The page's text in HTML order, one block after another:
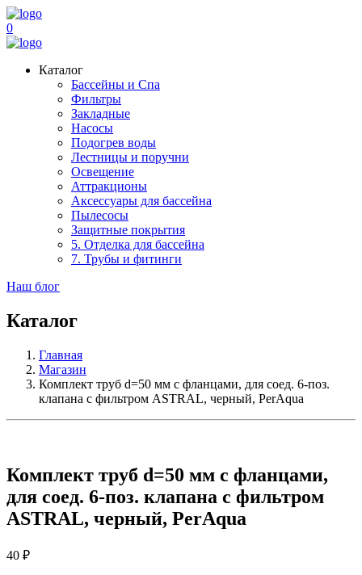
0
Каталог
Бассейны и Спа
Фильтры
Закладные
Насосы
Подогрев воды
Лестницы и поручни
Освещение
Аттракционы
Аксессуары для бассейна
Пылесосы
Защитные покрытия
5. Отделка для бассейна
7. Трубы и фитинги
Наш блог
Каталог
Главная
Магазин
Комплект труб d=50 мм с фланцами, для соед. 6-поз.
клапана с фильтром ASTRAL, черный, PerAqua
Комплект труб d=50 мм с фланцами,
для соед. 6-поз. клапана с фильтром
ASTRAL, черный, PerAqua
40 ₽